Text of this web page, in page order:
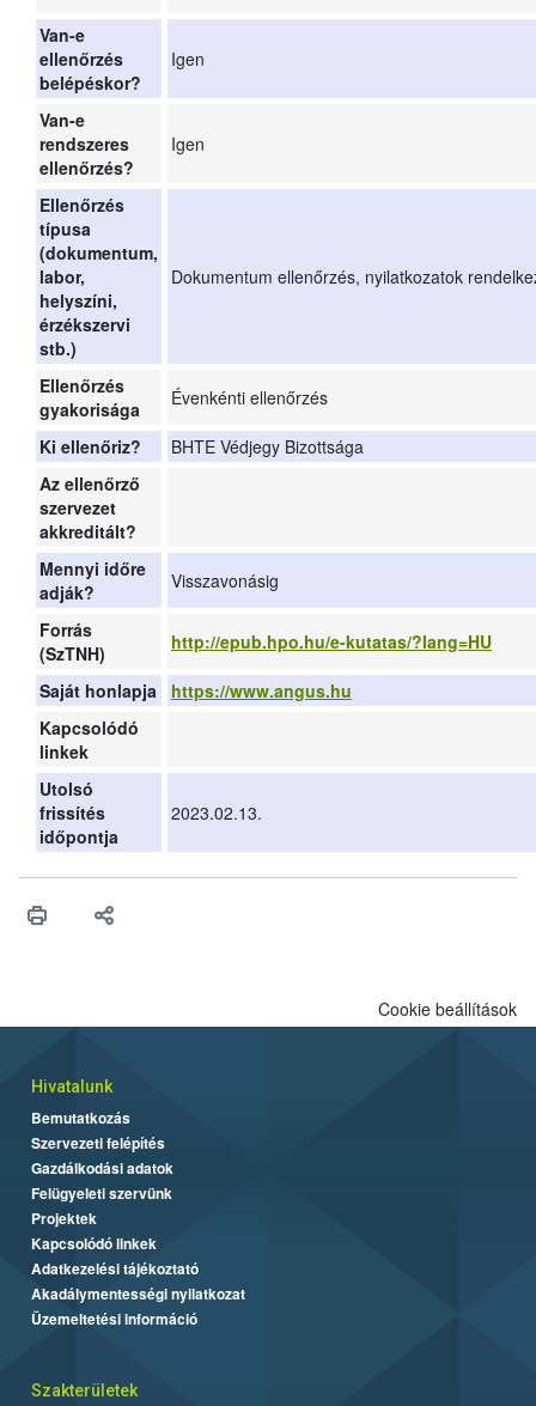
Van-e
ellenőrzés
belépéskor?
Igen
Van-e
rendszeres
ellenőrzés?
Igen
Ellenőrzés
típusa
(dokumentum,
labor,
helyszíni,
érzékszervi
stb.)
Dokumentum ellenőrzés, nyilatkozatok
Ellenőrzés
gyakorisága
Évenkénti ellenőrzés
Ki ellenőriz?
BHTE Védjegy Bizottsága
Az ellenőrző
szervezet
akkreditált?
Mennyi időre
adják?
Visszavonásig
Forrás
(SzTNH)
http://epub.hpo.hu/e-kutatas/?lang=HU
Saját honlapja
https://www.angus.hu
Kapcsolódó
linkek
Utolsó
frissítés
időpontja
2023.02.13.
Cookie beállítások
Hivatalunk
Bemutatkozás
Szervezeti felépítés
Gazdálkodási adatok
Felügyeleti szervünk
Projektek
Kapcsolódó linkek
Adatkezelési tájékoztató
Akadálymentességi nyilatkozat
Üzemeltetési információ
Szakterületek